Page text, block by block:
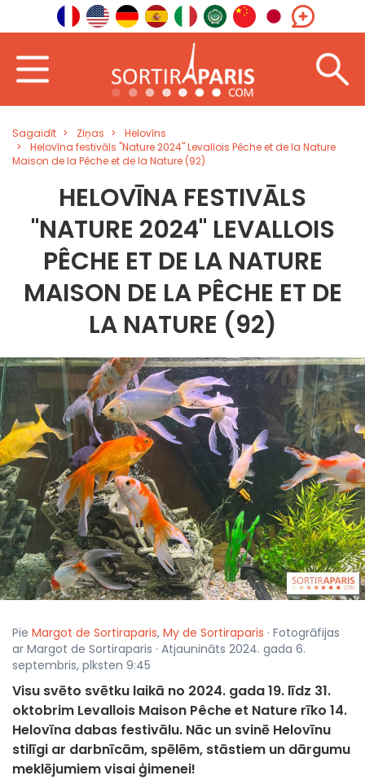
Sagaidīt Ziņas
Helovīns
Helovīna festivāls "Nature 2024" Levallois Pêche et de la Nature
Maison de la Pêche et de la Nature (92)
HELOVĪNA FESTIVĀLS
"NATURE 2024" LEVALLOIS
PÊCHE ET DE LA NATURE
MAISON DE LA PÊCHE ET DE
LA NATURE (92)
Pie Margot de Sortiraparis, My de Sortiraparis · Fotogrāfijas
ar Margot de Sortiraparis · Atjaunināts 2024. gada 6.
septembris, plksten 9:45
Visu svēto svētku laikā no 2024. gada 19. līdz 31.
oktobrim Levallois Maison Pêche et Nature rīko 14.
Helovīna dabas festivālu. Nāc un svinē Helovīnu
stilīgi ar darbnīcām, spēlēm, stāstiem un dārgumu
meklējumiem visai ģimenei!